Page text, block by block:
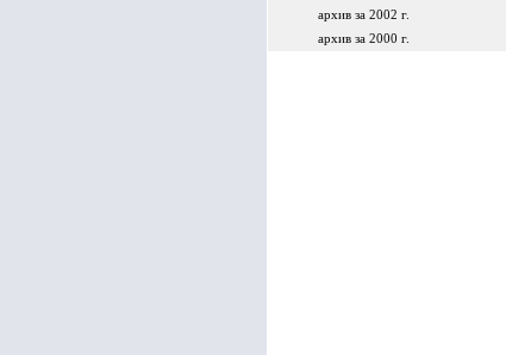
архив за 2002 г.
архив за 2000 г.